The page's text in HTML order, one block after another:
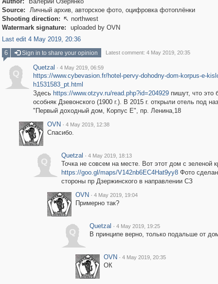
Source:
Личный архив, авторское фото, оцифровка фотоплёнки
Shooting direction:  northwest
Watermark signature:
uploaded by OVN
Last edit 4 May 2019, 20:36
6
Sign in to share your opinion Latest comment: 4 May 2019, 20:35
Q
Quetzal · 4 May 2019, 06:59
https://www.cybevasion.fr/hotel-pervy-dohodny-dom-korpus-e-
h1531583_pt.html
Здесь https://www.otzyv.ru/read.php?id=204929пишут, что это
особняк Дзевонского (1900 г.). В 2015 г. открыли отель под
"Первый доходный дом, Корпус Е", пр. Ленина,18
OVN · 4 May 2019, 12:38
Спасибо.
Q
Quetzal · 4 May 2019, 18:13
Точка не совсем на месте. Вот этот дом с зеленой
https://goo.gl/maps/V142nb6EC4Hat9yy8Фото
стороны пр Дзержинского в направлении СЗ
OVN · 4 May 2019, 19:04
Примерно так?
Q
Quetzal · 4 May 2019, 19:25
В принципе верно, только подальше от
OVN · 4 May 2019, 20:35
ОК